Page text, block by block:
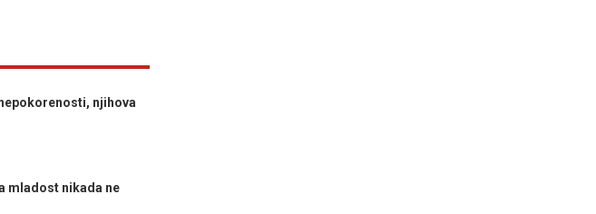
nepokorenosti, njihova
mladost nikada ne